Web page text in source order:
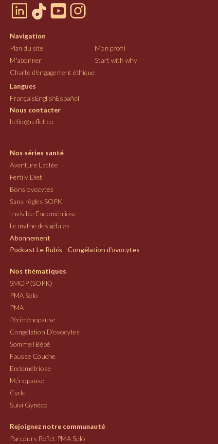
Navigation
Plan du site
Mon profil
M'abonner
Start with why
Charte d'engagement éthique
Langues
FrançaisEnglishEspañol
Nous contacter
hello@reflet.co
Nos séries santé
Aventure Lactée
Fertily Diet'
Bons ovocytes
Sans règles SOPK
Invisible Endométriose
Le mythe des gélules
Abonnement
Podcast Le Rubis - Congélation d'ovocytes
Nos thématiques
SMOP (SOPK)
PMA Solo
PMA
Périménopause
Congélation D'ovocytes
Sommeil Bébé
Fausse Couche
Endométriose
Ménopause
Cycle
Suivi Gynéco
Rejoignez notre communauté
Parcours Reflet PMA Solo